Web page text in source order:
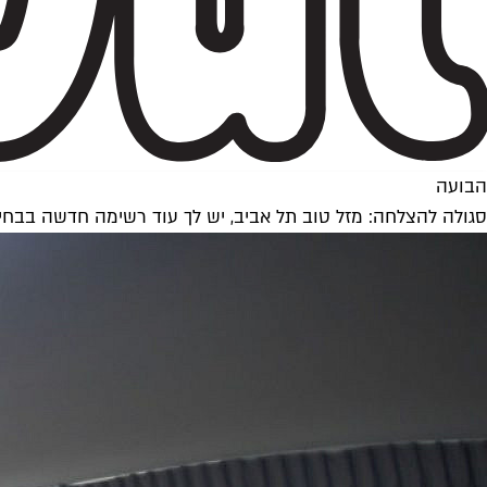
הבועה
סגולה להצלחה: מזל טוב תל אביב, יש לך עוד רשימה חדשה